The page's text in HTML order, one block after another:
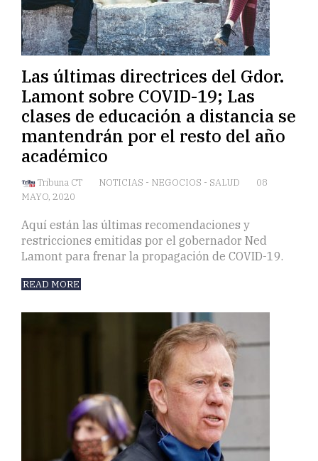
Las últimas directrices del Gdor.
Lamont sobre COVID-19; Las
clases de educación a distancia se
mantendrán por el resto del año
académico
Tribuna CT NOTICIAS - NEGOCIOS - SALUD
08
MAYO, 2020
Aquí están las últimas recomendaciones y
restricciones emitidas por el gobernador Ned
Lamont para frenar la propagación de COVID-19.
READ MORE